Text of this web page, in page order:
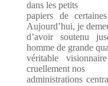
dans les petits
papiers de
Aujourd’hui, je
d’avoir soutenu
homme de grande
véritable
cruellement nos
administrations